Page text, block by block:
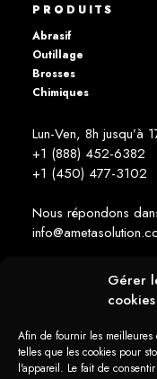
Gérer
cookies
Afin de fournir les
telles que les cookies pour
l'appareil. Le fait de
PRODUITS
Abrasif
Outillage
Brosses
Chimiques
Lun-Ven, 8h jusqu’à
+1 (888) 452-6382
+1 (450) 477­-3102
Nous répondons
RESTEZ